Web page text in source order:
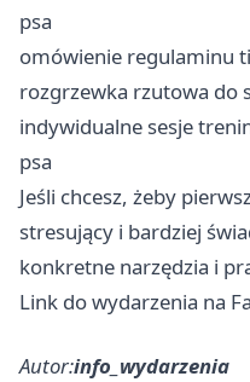
psa
omówienie regulaminu
rozgrzewka rzutowa do
indywidualne sesje
psa
Jeśli chcesz, żeby
stresujący i bardziej
konkretne narzędzia i
Link do wydarzenia na
Autor:info_wydarzenia